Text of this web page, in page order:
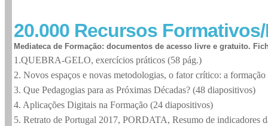
20.000 Recursos
Mediateca de Formação: documentos de acesso livre e gratuito.
1.QUEBRA-GELO, exercícios práticos (58 pág.)
2. Novos espaços e novas metodologias, o fator crítico: a
3. Que Pedagogias para as Próximas Décadas? (48 diapositivos)
4. Aplicações Digitais na Formação (24 diapositivos)
5. Retrato de Portugal 2017, PORDATA, Resumo de indicadores